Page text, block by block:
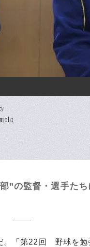
”の監督・選手た
「第22回 野球を勉